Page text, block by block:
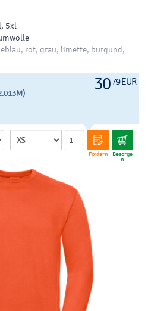
5xl
rot, grau, limette, burgund,
- b, transferdruck - v, siebdruck
siebdruck - helles t-shirt -
- b
3079 EUR
Fordern Besorge
n